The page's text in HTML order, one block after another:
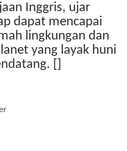
Inggris, ujar
dapat mencapai
lingkungan dan
yang layak huni
[]